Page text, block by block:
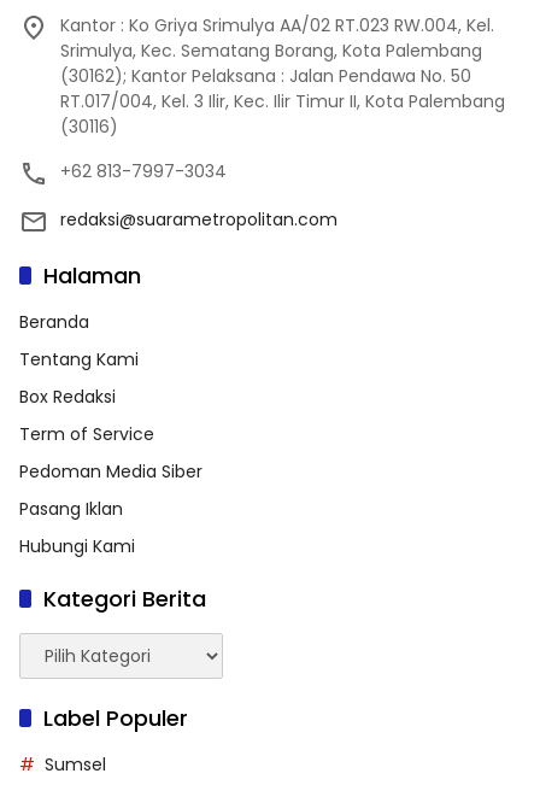
Kantor : Ko Griya Srimulya AA/02 RT.023 RW.004, Kel.
Srimulya, Kec. Sematang Borang, Kota Palembang
(30162); Kantor Pelaksana : Jalan Pendawa No. 50
RT.017/004, Kel. 3 Ilir, Kec. Ilir Timur II, Kota Palembang
(30116)
+62 813-7997-3034
redaksi@suarametropolitan.com
Halaman
Beranda
Tentang Kami
Box Redaksi
Term of Service
Pedoman Media Siber
Pasang Iklan
Hubungi Kami
Kategori Berita
Kategori
Berita
Label Populer
Sumsel